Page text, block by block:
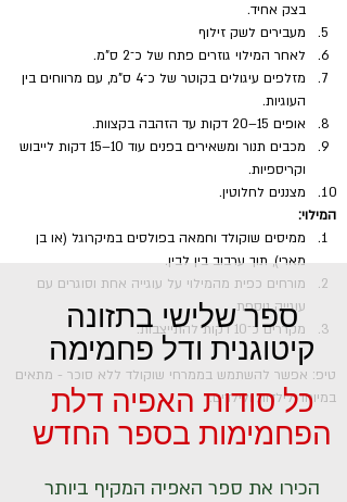
בצק אחיד.
מעבירים לשק זילוף
לאחר המילוי גוזרים פתח של כ־2 ס"מ.
מזלפים עיגולים בקוטר של כ־4 ס"מ, עם מרווחים בין
העוגיות.
אופים 15–20 דקות עד הזהבה בקצוות.
מכבים תנור ומשאירים בפנים עוד 10–15 דקות לייבוש
וקריספיות.
מצננים לחלוטין.
המילוי:
ממיסים שוקולד וחמאה בפולסים במיקרוגל (או בן
מארי), תוך ערבוב בין לבין.
מורחים כפית מהמילוי על עוגייה אחת וסוגרים עם
עוגייה נוספת.
מקררים כ־10 דקות להתייצבות.
טיפ: אפשר להשתמש בממרחי שוקולד ללא סוכר - מתאים
במיוחד לילדות ולילדים.
ספר שלישי בתזונה
קיטוגנית ודל פחמימה
כל סודות האפיה דלת
הפחמימות בספר החדש
הכירו את ספר האפיה המקיף ביותר